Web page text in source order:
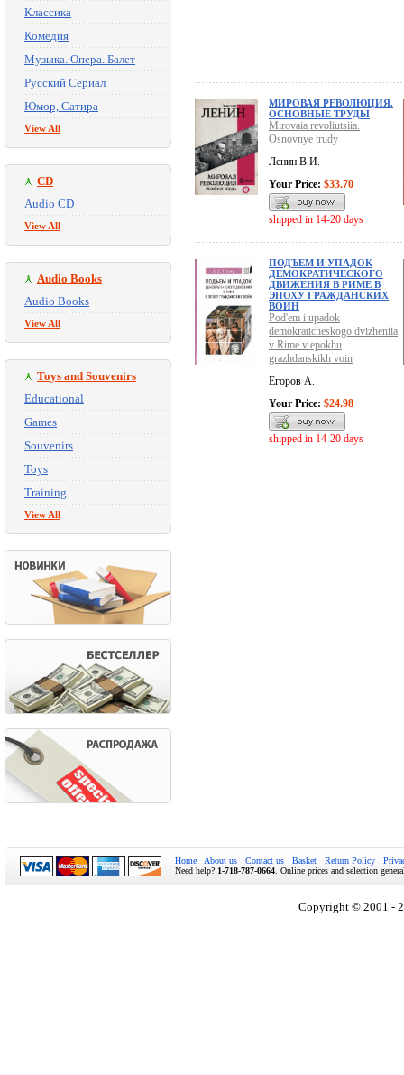
Классика
Комедия
Музыка. Опера. Балет
Русский Сериал
Юмор, Сатира
View All
CD
Audio CD
View All
Audio Books
Audio Books
View All
Toys and Souvenirs
Educational
Games
Souvenirs
Toys
Training
View All
МИРОВАЯ РЕВОЛЮЦИЯ.
ОСНОВНЫЕ ТРУДЫ
Mirovaia revoliutsiia.
Osnovnye trudy
Ленин В.И.
Your Price: $33.70
shipped in 14-20 days
ПОДЪЕМ И УПАДОК
ДЕМОКРАТИЧЕСКОГО
ДВИЖЕНИЯ В РИМЕ В
ЭПОХУ ГРАЖДАНСКИХ
ВОЙН
Pod'em i upadok
demokraticheskogo dvizheniia
v Rime v epokhu
grazhdanskikh voin
Егоров А.
Your Price: $24.98
shipped in 14-20 days
Home About us Contact us Basket Return Policy
Need help? 1-718-787-0664 . Online prices and selection
Copyright © 2001 -